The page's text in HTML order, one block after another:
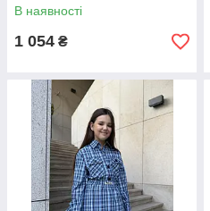
В наявності
1 054 ₴